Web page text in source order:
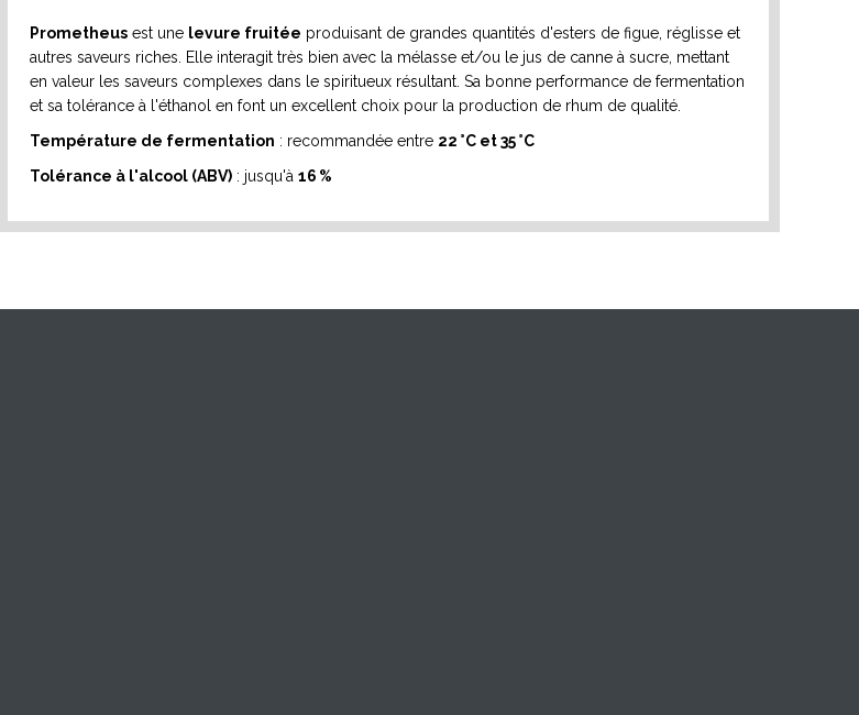
Prometheusest une levure fruitée produisant de grandes quantités d'esters de figue, réglisse et
autres saveurs riches. Elle interagit très bien avec la mélasse et/ou le jus de canne à sucre, mettant
en valeur les saveurs complexes dans le spiritueux résultant. Sa bonne performance de fermentation
et sa tolérance à l'éthanol en font un excellent choix pour la production de rhum de qualité.
Température de fermentation : recommandée entre 22 °C et 35 °C
Tolérance à l'alcool (ABV): jusqu'à 16 %